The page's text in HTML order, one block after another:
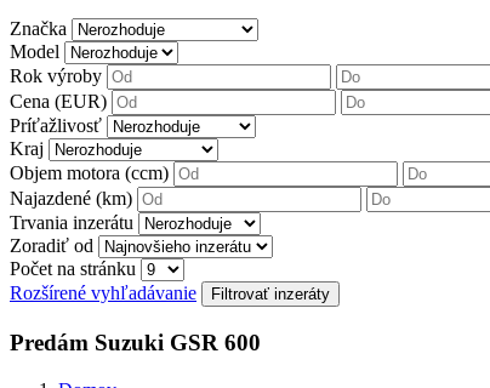
Značka
Model
Rok výroby
Cena (EUR)
Príťažlivosť
Kraj
Objem motora (ccm)
Najazdené (km)
Trvania inzerátu
Zoradiť od
Počet na stránku
Rozšírené vyhľadávanie
Predám Suzuki GSR 600